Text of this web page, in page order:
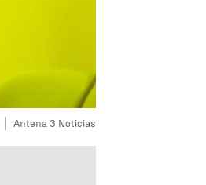
Antena 3 Noticias